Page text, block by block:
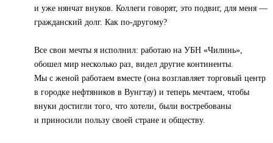
и уже нянчат внуков. Коллеги говорят, это подвиг, для меня —
гражданский долг. Как по-другому?
Все свои мечты я исполнил: работаю на УБН «Чилинь»,
обошел мир несколько раз, видел другие континенты.
Мы с женой работаем вместе (она возглавляет торговый центр
в городке нефтяников в Вунгтау) и теперь мечтаем, чтобы
внуки достигли того, что хотели, были востребованы
и приносили пользу своей стране и обществу.